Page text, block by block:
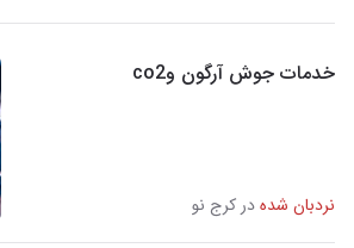
خدمات جوش آرگون وco2
نردبان شدهدر کرج نو